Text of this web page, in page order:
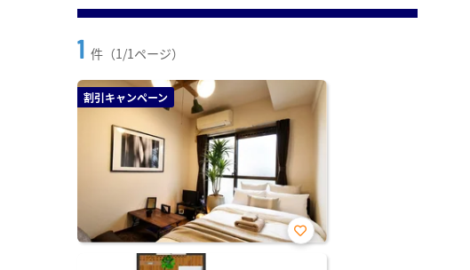
1 件（1/1ページ）
割引キャンペーン
お気